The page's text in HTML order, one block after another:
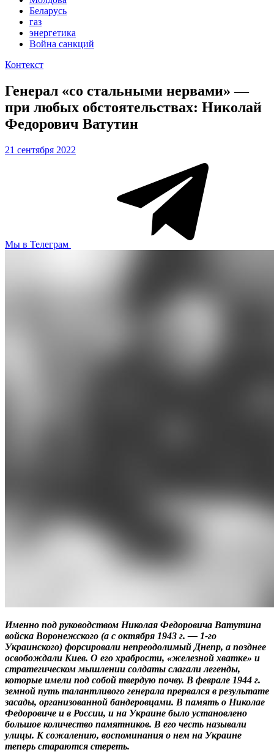
Беларусь
газ
энергетика
Война санкций
Контекст
Генерал «со стальными нервами» —
при любых обстоятельствах: Николай
Федорович Ватутин
21 сентября 2022
Мы в Телеграм
Именно под руководством Николая Федоровича Ватутина
войска Воронежского (а с октября 1943 г. — 1-го
Украинского) форсировали непреодолимый Днепр, а позднее
освобождали Киев. О его храбрости, «железной хватке» и
стратегическом мышлении солдаты слагали легенды,
которые имели под собой твердую почву. В феврале 1944 г.
земной путь талантливого генерала прервался в результате
засады, организованной бандеровцами. В память о Николае
Федоровиче и в России, и на Украине было установлено
большое количество памятников. В его честь называли
улицы. К сожалению, воспоминания о нем на Украине
теперь стараются стереть.